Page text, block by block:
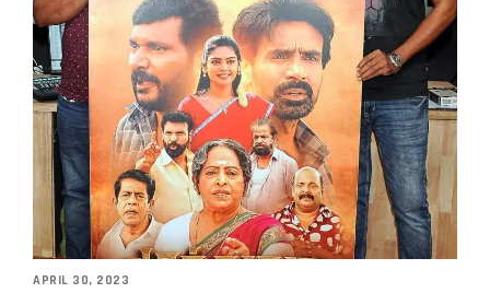
APRIL 30, 2023